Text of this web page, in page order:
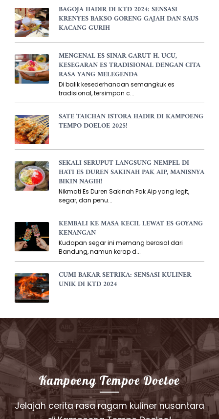
BAGOJA HADIR DI KTD 2024: SENSASI
KRENYES BAKSO GORENG GAJAH DAN SAUS
KACANG GURIH
MENGENAL ES SINAR GARUT H. UCU,
KESEGARAN ES TRADISIONAL DENGAN CITA
RASA YANG MELEGENDA
Di balik kesederhanaan semangkuk es
tradisional, tersimpan c...
SATE TAICHAN ISTORA HADIR DI KAMPOENG
TEMPO DOELOE 2025!
SEKALI SERUPUT LANGSUNG NEMPEL DI
HATI ES DUREN SAKINAH PAK AIP, MANISNYA
BIKIN NAGIH!
Nikmati Es Duren Sakinah Pak Aip yang legit,
segar, dan penu...
KEMBALI KE MASA KECIL LEWAT ES GOYANG
KENANGAN
Kudapan segar ini memang berasal dari
Bandung, namun kerap d...
CUMI BAKAR SETRIKA: SENSASI KULINER
UNIK DI KTD 2024
Kampoeng Tempoe Doeloe
Jelajah cerita rasa ragam kuliner nusantara